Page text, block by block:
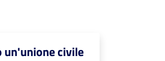
un'unione civile